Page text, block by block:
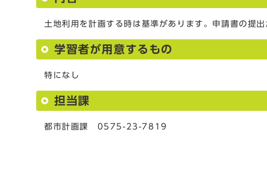
土地利用を計画する時は基準があります。申請書の提
学習者が用意するもの
特になし
担当課
都市計画課 0575-23-7819